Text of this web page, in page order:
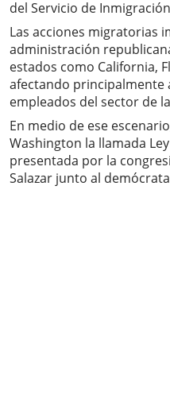
del Servicio de
Las acciones migratorias
administración
estados como California,
afectando principalmente
empleados del sector de
En medio de ese
Washington la llamada
presentada por la
Salazar junto al